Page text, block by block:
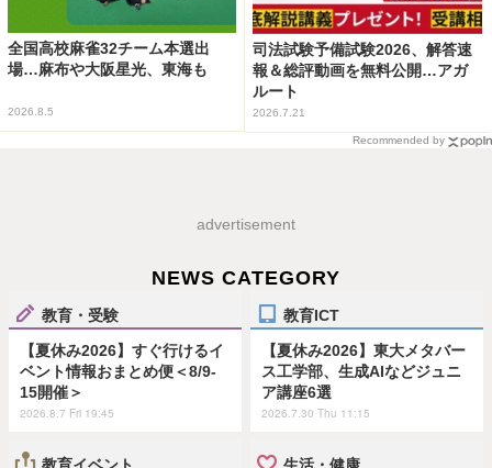
全国高校麻雀32チーム本選出
場…麻布や大阪星光、東海も
2026.8.5
司法試験予備試験2026、解答速
報＆総評動画を無料公開…アガ
ルート
2026.7.21
Recommended by
advertisement
NEWS CATEGORY
教育・受験
【夏休み2026】すぐ行けるイ
ベント情報おまとめ便＜8/9-
15開催＞
2026.8.7 Fri 19:45
教育ICT
【夏休み2026】東大メタバー
ス工学部、生成AIなどジュニ
ア講座6選
2026.7.30 Thu 11:15
教育イベント 生活・健康